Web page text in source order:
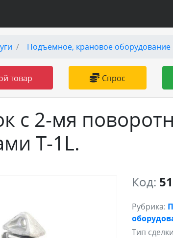
Подъемное, крановое оборудование
товар Спрос
с 2-мя
Т-1L.
Код:
Рубрика:
Тип